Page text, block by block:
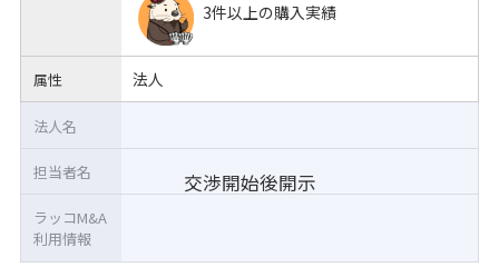
3件以上の購入実績
属性 法人
交渉開始後開示
法人名
担当者名
ラッコM&A
利用情報